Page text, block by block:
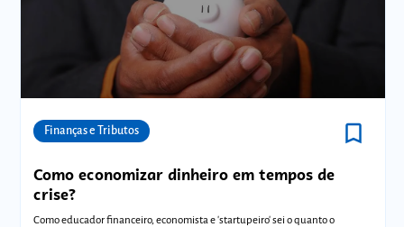
Finanças e Tributos bookmark_border
Como economizar dinheiro em tempos de
crise?
Como educador financeiro, economista e 'startupeiro' sei o quanto o